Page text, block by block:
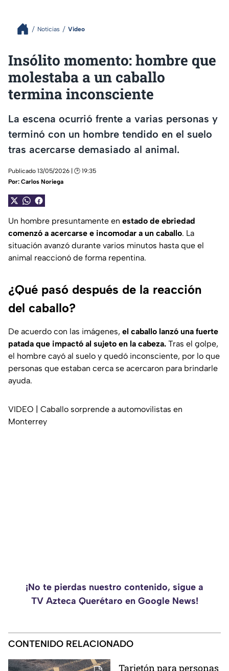
Noticias Video
Insólito momento: hombre que
molestaba a un caballo
termina inconsciente
La escena ocurrió frente a varias personas y
terminó con un hombre tendido en el suelo
tras acercarse demasiado al animal.
Publicado 13/05/2026 | 🕑 19:35
Por: Carlos Noriega
Un hombre presuntamente en estado de ebriedad
comenzó a acercarse e incomodar a un caballo. La
situación avanzó durante varios minutos hasta que el
animal reaccionó de forma repentina.
¿Qué pasó después de la reacción
del caballo?
De acuerdo con las imágenes, el caballo lanzó una fuerte
patada que impactó al sujeto en la cabeza. Tras el golpe,
el hombre cayó al suelo y quedó inconsciente, por lo que
personas que estaban cerca se acercaron para brindarle
ayuda.
VIDEO | Caballo sorprende a automovilistas en
Monterrey
¡No te pierdas nuestro contenido, sigue a
TV Azteca Querétaro en Google News!
CONTENIDO RELACIONADO
Tarjetón para personas